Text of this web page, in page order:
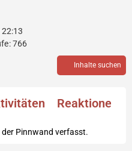
766
Inhalte suchen
Reaktionen
der Pinnwand verfasst.